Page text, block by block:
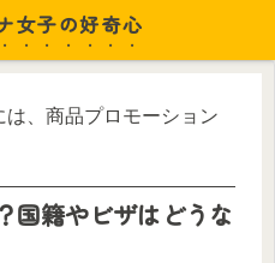
ちょっと潤う
は、商品プロモーション
国籍やビザはどうな
女子の好奇心